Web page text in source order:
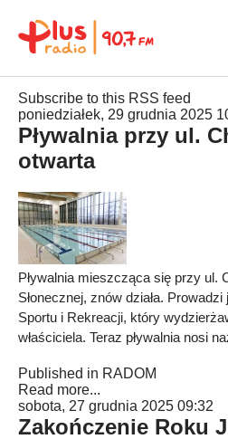
Subscribe to this RSS feed
poniedziałek, 29 grudnia 2025
Pływalnia przy ul.
otwarta
Pływalnia mieszcząca się przy ul.
Słonecznej, znów działa.
Sportu i Rekreacji, który
właściciela. Teraz pływalnia nosi
Published in RADOM
Read more...
sobota, 27 grudnia 2025 09:32
Zakończenie Roku